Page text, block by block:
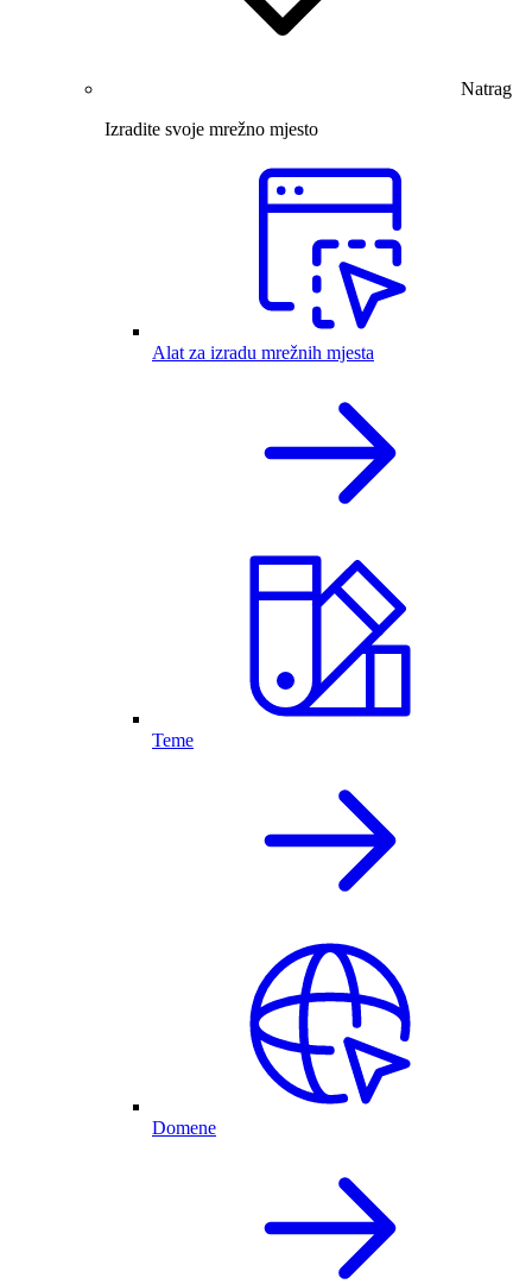
Natrag
Izradite svoje mrežno mjesto
Alat za izradu mrežnih mjesta
Teme
Domene